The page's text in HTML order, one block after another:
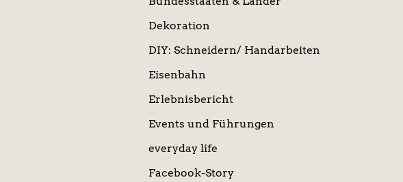
Dekoration
DIY: Schneidern/ Handarbeiten
Eisenbahn
Erlebnisbericht
Events und Führungen
everyday life
Facebook-Story